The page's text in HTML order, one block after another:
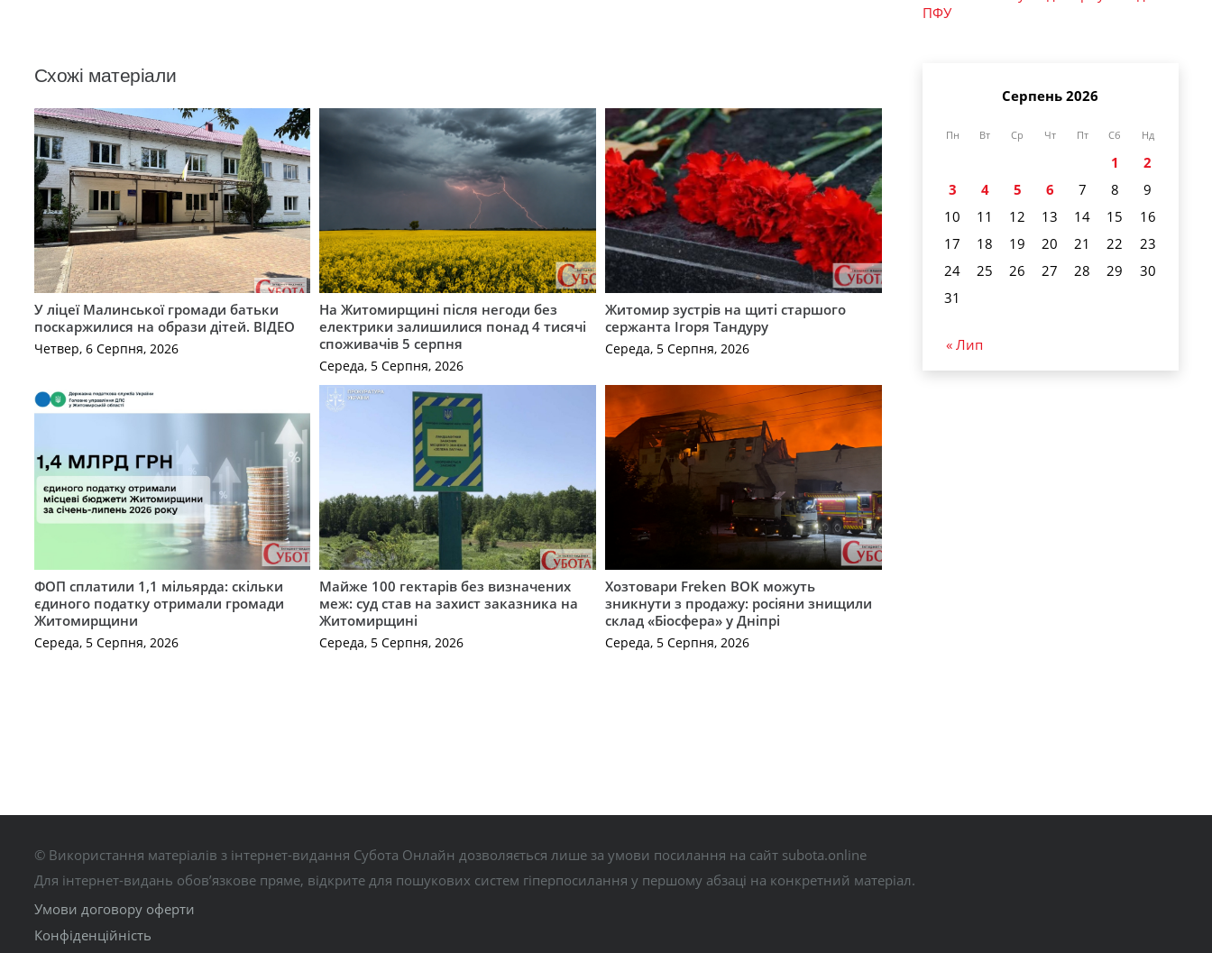
Схожі матеріали
У ліцеї Малинської громади батьки
поскаржилися на образи дітей. ВІДЕО
Четвер, 6 Серпня, 2026
На Житомирщині після негоди без
електрики залишилися понад 4 тисячі
споживачів 5 серпня
Середа, 5 Серпня, 2026
Житомир зустрів на щиті старшого
сержанта Ігоря Тандуру
Середа, 5 Серпня, 2026
ФОП сплатили 1,1 мільярда: скільки
єдиного податку отримали громади
Житомирщини
Середа, 5 Серпня, 2026
Майже 100 гектарів без визначених
меж: суд став на захист заказника на
Житомирщині
Середа, 5 Серпня, 2026
Хозтовари Freken BOK можуть
зникнути з продажу: росіяни знищили
склад «Біосфера» у Дніпрі
Середа, 5 Серпня, 2026
ПФУ
Серпень 2026
Пн Вт Ср Чт Пт Сб Нд
1
2
3
4 5 6 7 8
9
10
11 12 13 14 15
16
17
18 19 20 21 22
23
24
25 26 27 28 29
30
31
« Лип
© Використання матеріалів з інтернет-видання Субота Онлайн дозволяється лише за умови посилання на сайт subota.online
Для інтернет-видань обов’язкове пряме, відкрите для пошукових систем гіперпосилання у першому абзаці на конкретний матеріал.
Умови договору оферти
Конфіденційність